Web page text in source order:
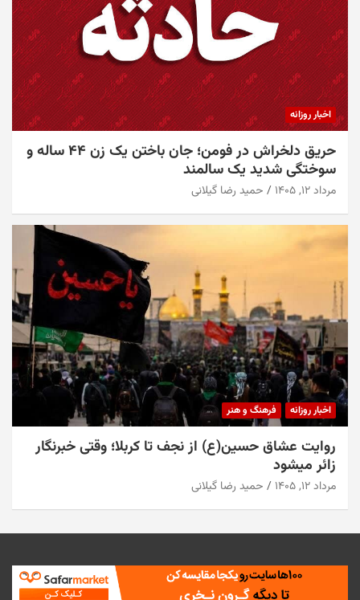
اخبار روزانه
حریق دلخراش در فومن؛ جان باختن یک زن ۴۴ ساله و
سوختگی شدید یک سالمند
مرداد ۱۲, ۱۴۰۵ حمید رضا گیلانی
اخبار روزانه فرهنگ و هنر
روایت عشاق حسین(ع) از نجف تا کربلا؛ وقتی خبرنگار
زائر میشود
مرداد ۱۲, ۱۴۰۵ حمید رضا گیلانی